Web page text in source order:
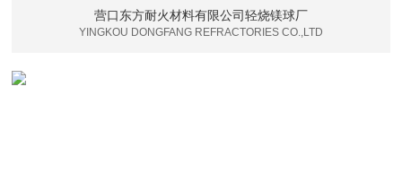
营口东方耐火材料有限公司轻烧镁球厂
YINGKOU DONGFANG REFRACTORIES CO.,LTD